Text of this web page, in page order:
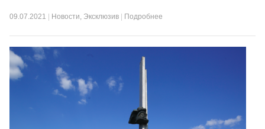
09.07.2021 Новости, Эксклюзив Подробнее